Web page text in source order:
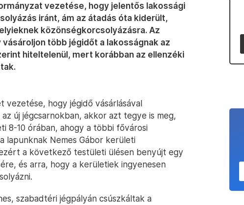
vezetése, hogy jelentős lakossági
iránt, ám az átadás óta kiderült,
közönségkorcsolyázásra. Az
több jégidőt a lakosságnak az
hiteltelenül, mert korábban az ellenzéki
hogy jégidő vásárlásával
új jégcsarnokban, akkor azt tegye is meg,
8-10 órában, ahogy a többi fővárosi
lapunknak Nemes Gábor kerületi
a következő testületi ülésen benyújt egy
és arra, hogy a kerületiek ingyenesen
szabadtéri jégpályán csúszkáltak a